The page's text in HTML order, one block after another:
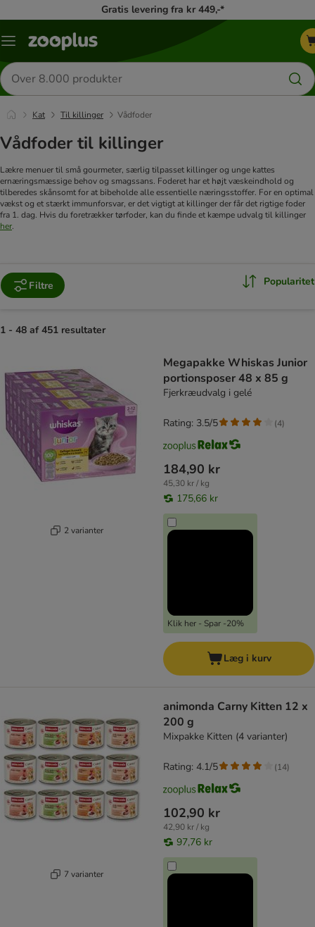
Gratis levering fra kr 449,-*
Menu
Søg
efter
produkter
Kat Til killinger Vådfoder
Vådfoder til killinger
Lækre menuer til små gourmeter, særlig tilpasset killinger og unge kattes
ernæringsmæssige behov og smagssans. Foderet har et højt væskeindhold og
tilberedes skånsomt for at bibeholde alle essentielle næringsstoffer. For en optimal
vækst og et stærkt immunforsvar, er det vigtigt at killinger der får det rigtige foder
fra 1. dag. Hvis du foretrækker tørfoder, kan du finde et kæmpe udvalg til killinger
her.
Filtre Popularitet
1 - 48 af 451 resultater
2 varianter
Megapakke Whiskas Junior
portionsposer 48 x 85 g
Fjerkræudvalg i gelé
184,90 kr
45,30 kr / kg
175,66 kr
Klik her - Spar -20%
Rating: 3.5/5 (4)
Læg i kurv
7 varianter
animonda Carny Kitten 12 x
200 g
Mixpakke Kitten (4 varianter)
102,90 kr
42,90 kr / kg
97,76 kr
Rating: 4.1/5 (14)